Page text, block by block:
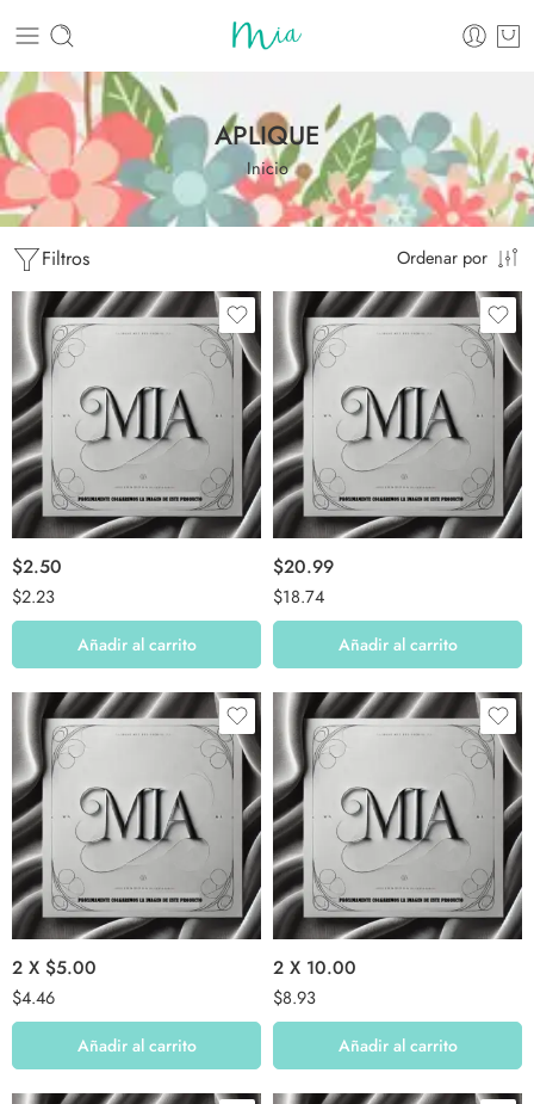
APLIQUE
Inicio
Filtros Ordenar por
$2.50
$2.23
Añadir al carrito
$20.99
$18.74
Añadir al carrito
2 X $5.00
$4.46
Añadir al carrito
2 X 10.00
$8.93
Añadir al carrito